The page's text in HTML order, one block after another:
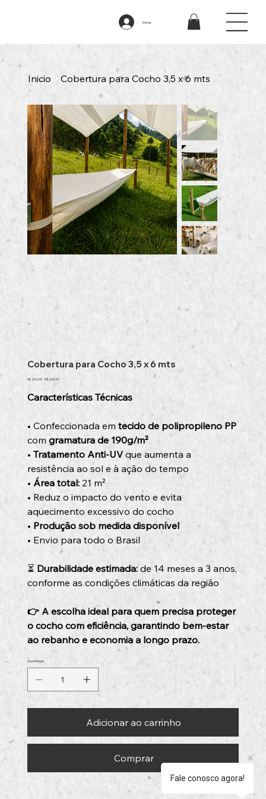
Entrar
Inicio > Cobertura para Cocho 3,5 x 6 mts
Cobertura para Cocho 3,5 x 6 mts
Preço
R$ 280,00 Preço
promocional
R$ 265,00
Características Técnicas
• Confeccionada em tecido de polipropileno PP
com gramatura de 190g/m²
• Tratamento Anti-UVque aumenta a
resistência ao sol e à ação do tempo
• Área total:21 m²
• Reduz o impacto do vento e evita
aquecimento excessivo do cocho
• Produção sob medida disponível
• Envio para todo o Brasil
⏳ Durabilidade estimada:de 14 meses a 3 anos,
conforme as condições climáticas da região
👉 A escolha ideal para quem precisa proteger
o cocho com eficiência, garantindo bem-estar
ao rebanho e economia a longo prazo.
Quantidade
Adicionar ao carrinho
Comprar
Fale conosco agora!